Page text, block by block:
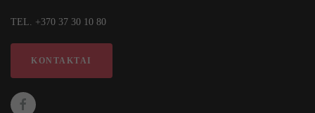
TEL. +370 37 30 10 80
KONTAKTAI